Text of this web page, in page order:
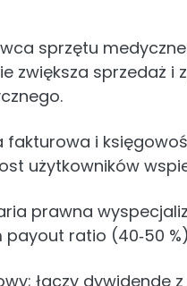
sprzętu
zwiększa sprzedaż i
i
użytkowników
prawna
ratio (40‑50
łączy dywidendę